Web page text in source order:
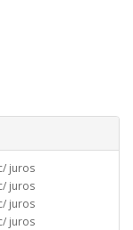
juros
juros
juros
juros